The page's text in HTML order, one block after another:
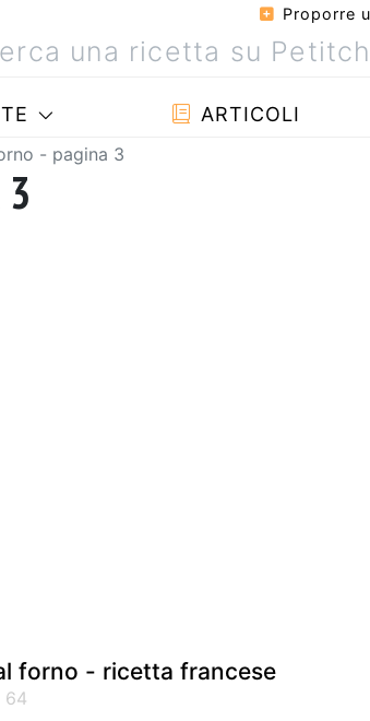
Proporre
ARTICOLI
- pagina 3
forno - ricetta francese